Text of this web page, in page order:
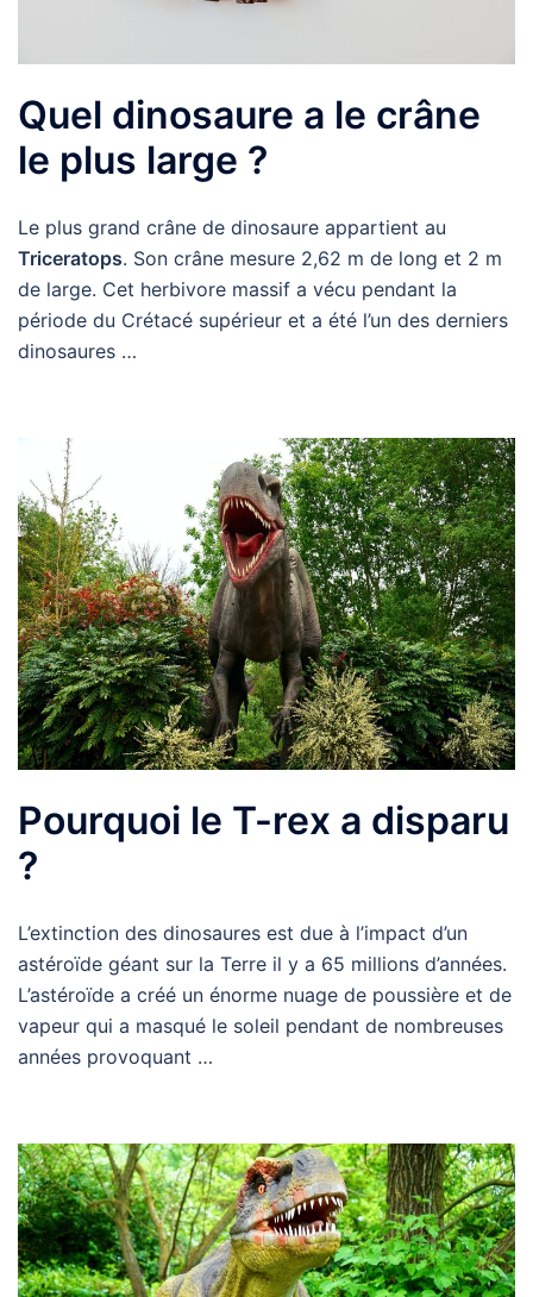
Quel dinosaure a le crâne
le plus large ?
Le plus grand crâne de dinosaure appartient au
Triceratops. Son crâne mesure 2,62 m de long et 2 m
de large. Cet herbivore massif a vécu pendant la
période du Crétacé supérieur et a été l’un des derniers
dinosaures …
Pourquoi le T-rex a disparu
?
L’extinction des dinosaures est due à l’impact d’un
astéroïde géant sur la Terre il y a 65 millions d’années.
L’astéroïde a créé un énorme nuage de poussière et de
vapeur qui a masqué le soleil pendant de nombreuses
années provoquant …